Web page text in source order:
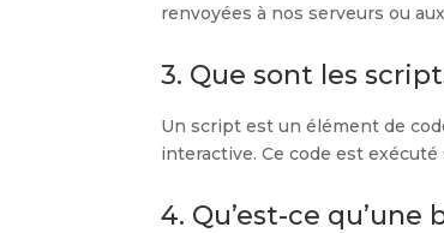
renvoyées à nos serveurs ou
3. Que sont les
Un script est un élément de
interactive. Ce code est
4. Qu’est-ce qu’une